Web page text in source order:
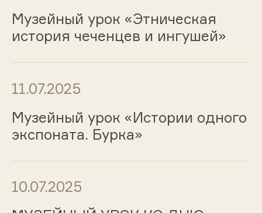
Музейный урок «Этническая
история чеченцев и ингушей»
11.07.2025
Музейный урок «Истории одного
экспоната. Бурка»
10.07.2025